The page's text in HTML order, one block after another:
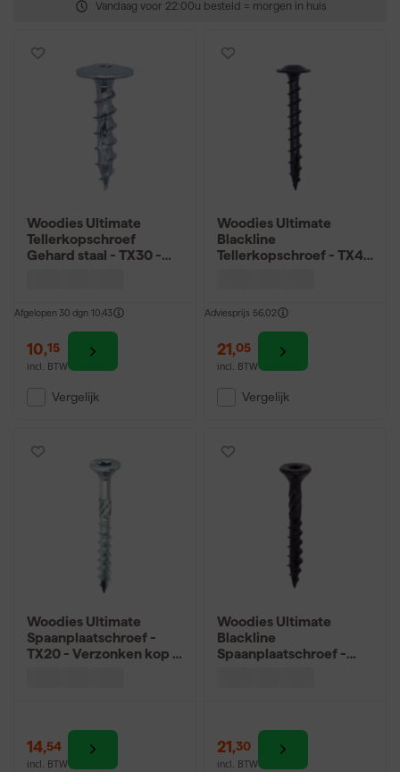
Vandaag voor 22:00u besteld = morgen in huis
Woodies Ultimate
Tellerkopschroef
Gehard staal - TX30 -
Afgelopen 30 dgn 10,43
10,15
incl. BTW
Vergelijk
Woodies Ultimate
Blackline
Tellerkopschroef - TX40
Adviesprijs 56,02
21,05
incl. BTW
Vergelijk
Woodies Ultimate
Spaanplaatschroef -
TX20 - Verzonken kop -
14,54
incl. BTW
Woodies Ultimate
Blackline
Spaanplaatschroef -
21,30
incl. BTW